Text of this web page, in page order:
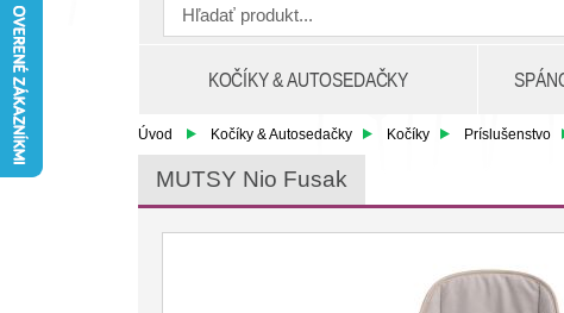
KOČÍKY & AUTOSEDAČKY
Úvod Kočíky & Autosedačky Kočíky Príslušenstvo
MUTSY Nio Fusak